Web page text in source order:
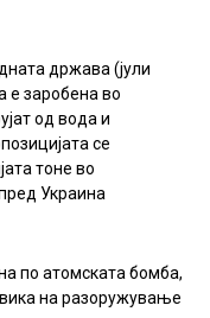
држава (јули
е заробена во
од вода и
се
тоне во
Украина
по атомската бомба,
на разоружување